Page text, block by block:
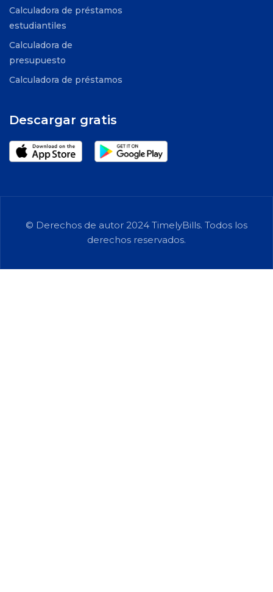
Calculadora de préstamos
estudiantiles
Calculadora de
presupuesto
Calculadora de préstamos
Descargar gratis
© Derechos de autor 2024 TimelyBills. Todos los
derechos reservados.